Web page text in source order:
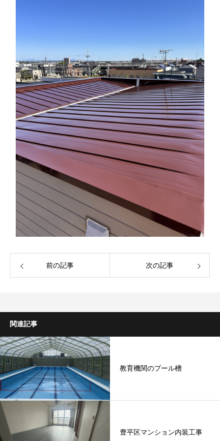
前の記事 次の記事
関連記事
教育機関のプール槽
豊平区マンション内装工事